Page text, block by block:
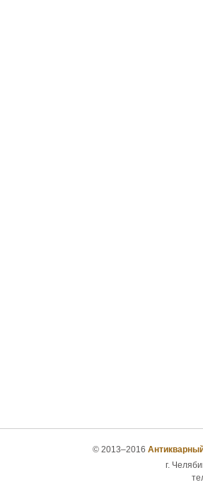
© 2013–2016
г.